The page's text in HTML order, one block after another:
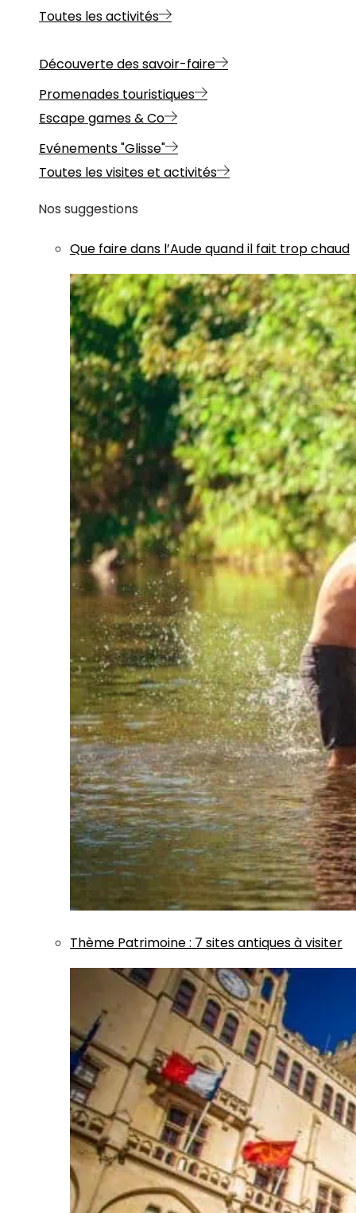
Toutes les activités
Découverte des savoir-faire
Promenades touristiques
Escape games & Co
Evénements "Glisse"
Toutes les visites et activités
Nos suggestions
Que faire dans l’Aude quand il fait trop chaud
Thème Patrimoine: 7 sites antiques à visiter